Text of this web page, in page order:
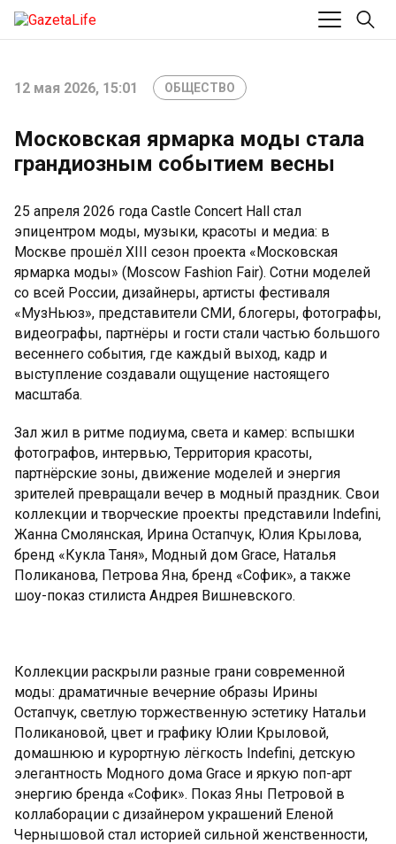
12 мая 2026, 15:01 ОБЩЕСТВО
Московская ярмарка моды стала
грандиозным событием весны
25 апреля 2026 года Castle Concert Hall стал
эпицентром моды, музыки, красоты и медиа: в
Москве прошёл XIII сезон проекта «Московская
ярмарка моды» (Moscow Fashion Fair). Сотни моделей
со всей России, дизайнеры, артисты фестиваля
«МузНьюз», представители СМИ, блогеры, фотографы,
видеографы, партнёры и гости стали частью большого
весеннего события, где каждый выход, кадр и
выступление создавали ощущение настоящего
масштаба.
Зал жил в ритме подиума, света и камер: вспышки
фотографов, интервью, Территория красоты,
партнёрские зоны, движение моделей и энергия
зрителей превращали вечер в модный праздник. Свои
коллекции и творческие проекты представили Indefini,
Жанна Смолянская, Ирина Остапчук, Юлия Крылова,
бренд «Кукла Таня», Модный дом Grace, Наталья
Поликанова, Петрова Яна, бренд «Софик», а также
шоу-показ стилиста Андрея Вишневского.
Коллекции раскрыли разные грани современной
моды: драматичные вечерние образы Ирины
Остапчук, светлую торжественную эстетику Натальи
Поликановой, цвет и графику Юлии Крыловой,
домашнюю и курортную лёгкость Indefini, детскую
элегантность Модного дома Grace и яркую поп-арт
энергию бренда «Софик». Показ Яны Петровой в
коллаборации с дизайнером украшений Еленой
Чернышовой стал историей сильной женственности,